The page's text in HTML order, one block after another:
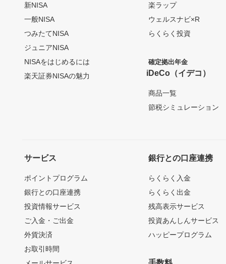
新NISA
一般NISA
つみたてNISA
ジュニアNISA
NISAをはじめるには
楽天証券NISAの魅力
楽ラップ
ウェルスナビ×R
らくらく投資
確定拠出年金
iDeCo（イデコ）
商品一覧
節税シミュレーション
サービス
ポイントプログラム
銀行との口座連携
投資情報サービス
ご入金・ご出金
外貨決済
お取引時間
銀行との口座連携
らくらく入金
らくらく出金
残高表示サービス
投資あんしんサービス
ハッピープログラム